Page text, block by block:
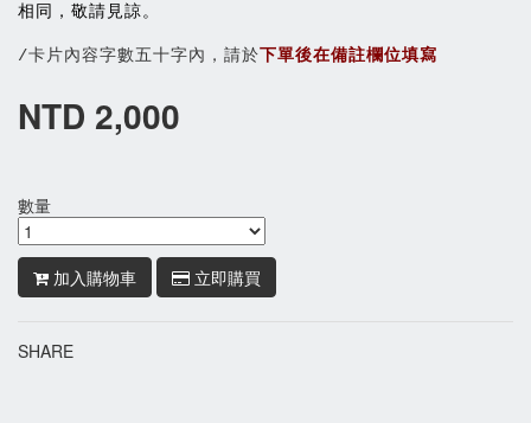
相同，敬請見諒。
/卡片內容字數五十字內，請於下單後在備註欄位填寫
NTD 2,000
數量
加入購物車 立即購買
SHARE